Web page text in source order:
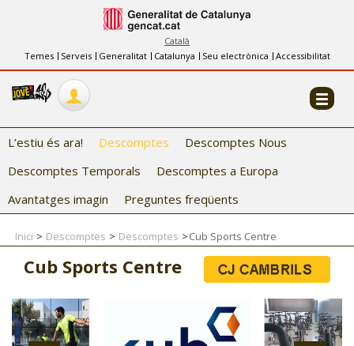
Català
Temes
Serveis Generalitat Catalunya Seu electrònica Accessibilitat
INFORMACIÓ
FES-TE EL CJ
COL·LABORADORS
CJ ADOLESCENTS
CJ EMANCIPACIÓ
CJ INTERNACIONAL
L’estiu és ara! Descomptes
Descomptes Nous
Descomptes Temporals
Descomptes a Europa
Avantatges imagin
Preguntes freqüents
Inici Descomptes Descomptes Cub Sports Centre
Cub Sports Centre